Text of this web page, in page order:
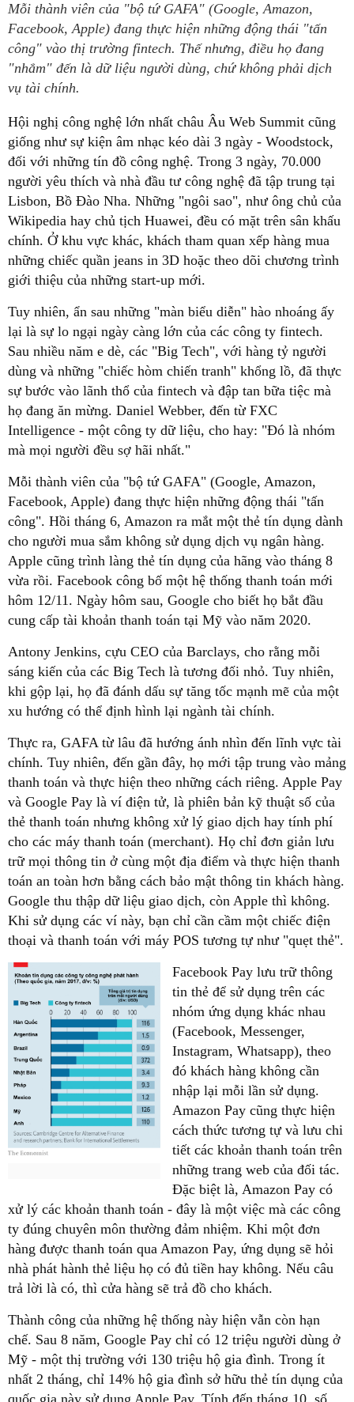
Mỗi thành viên của "bộ tứ GAFA" (Google, Amazon,
Facebook, Apple) đang thực hiện những động thái "tấn
công" vào thị trường fintech. Thế nhưng, điều họ đang
"nhắm" đến là dữ liệu người dùng, chứ không phải dịch
vụ tài chính.
Hội nghị công nghệ lớn nhất châu Âu Web Summit cũng
giống như sự kiện âm nhạc kéo dài 3 ngày - Woodstock,
đối với những tín đồ công nghệ. Trong 3 ngày, 70.000
người yêu thích và nhà đầu tư công nghệ đã tập trung tại
Lisbon, Bồ Đào Nha. Những "ngôi sao", như ông chủ của
Wikipedia hay chủ tịch Huawei, đều có mặt trên sân khấu
chính. Ở khu vực khác, khách tham quan xếp hàng mua
những chiếc quần jeans in 3D hoặc theo dõi chương trình
giới thiệu của những start-up mới.
Tuy nhiên, ẩn sau những "màn biểu diễn" hào nhoáng ấy
lại là sự lo ngại ngày càng lớn của các công ty fintech.
Sau nhiều năm e dè, các "Big Tech", với hàng tỷ người
dùng và những "chiếc hòm chiến tranh" khổng lồ, đã thực
sự bước vào lãnh thổ của fintech và đập tan bữa tiệc mà
họ đang ăn mừng. Daniel Webber, đến từ FXC
Intelligence - một công ty dữ liệu, cho hay: "Đó là nhóm
mà mọi người đều sợ hãi nhất."
Mỗi thành viên của "bộ tứ GAFA" (Google, Amazon,
Facebook, Apple) đang thực hiện những động thái "tấn
công". Hồi tháng 6, Amazon ra mắt một thẻ tín dụng dành
cho người mua sắm không sử dụng dịch vụ ngân hàng.
Apple cũng trình làng thẻ tín dụng của hãng vào tháng 8
vừa rồi. Facebook công bố một hệ thống thanh toán mới
hôm 12/11. Ngày hôm sau, Google cho biết họ bắt đầu
cung cấp tài khoản thanh toán tại Mỹ vào năm 2020.
Antony Jenkins, cựu CEO của Barclays, cho rằng mỗi
sáng kiến của các Big Tech là tương đối nhỏ. Tuy nhiên,
khi gộp lại, họ đã đánh dấu sự tăng tốc mạnh mẽ của một
xu hướng có thể định hình lại ngành tài chính.
Thực ra, GAFA từ lâu đã hướng ánh nhìn đến lĩnh vực tài
chính. Tuy nhiên, đến gần đây, họ mới tập trung vào mảng
thanh toán và thực hiện theo những cách riêng. Apple Pay
và Google Pay là ví điện tử, là phiên bản kỹ thuật số của
thẻ thanh toán nhưng không xử lý giao dịch hay tính phí
cho các máy thanh toán (merchant). Họ chỉ đơn giản lưu
trữ mọi thông tin ở cùng một địa điểm và thực hiện thanh
toán an toàn hơn bằng cách bảo mật thông tin khách hàng.
Google thu thập dữ liệu giao dịch, còn Apple thì không.
Khi sử dụng các ví này, bạn chỉ cần cầm một chiếc điện
thoại và thanh toán với máy POS tương tự như "quẹt thẻ".
Facebook Pay lưu trữ thông
tin thẻ để sử dụng trên các
nhóm ứng dụng khác nhau
(Facebook, Messenger,
Instagram, Whatsapp), theo
đó khách hàng không cần
nhập lại mỗi lần sử dụng.
Amazon Pay cũng thực hiện
cách thức tương tự và lưu chi
tiết các khoản thanh toán trên
những trang web của đối tác.
Đặc biệt là, Amazon Pay có
xử lý các khoản thanh toán - đây là một việc mà các công
ty đúng chuyên môn thường đảm nhiệm. Khi một đơn
hàng được thanh toán qua Amazon Pay, ứng dụng sẽ hỏi
nhà phát hành thẻ liệu họ có đủ tiền hay không. Nếu câu
trả lời là có, thì cửa hàng sẽ trả đồ cho khách.
Thành công của những hệ thống này hiện vẫn còn hạn
chế. Sau 8 năm, Google Pay chỉ có 12 triệu người dùng ở
Mỹ - một thị trường với 130 triệu hộ gia đình. Trong ít
nhất 2 tháng, chỉ 14% hộ gia đình sở hữu thẻ tín dụng của